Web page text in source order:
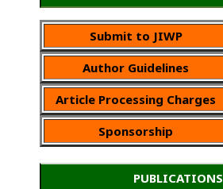
Submit to JIWP
Author Guidelines
Article Processing Charges
Sponsorship
PUBLICATIONS